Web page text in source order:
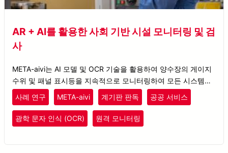
AR + AI를 활용한 사회 기반 시설 모니터링 및 검
사
META-aivi는 AI 모델 및 OCR 기술을 활용하여 양수장의 게이지
수위 및 패널 표시등을 지속적으로 모니터링하여 모든 시스템이
정상적으로 작동하는지 확인합니다.
사례 연구 META-aivi 계기판 판독 공공 서비스
광학 문자 인식 (OCR) 원격 모니터링